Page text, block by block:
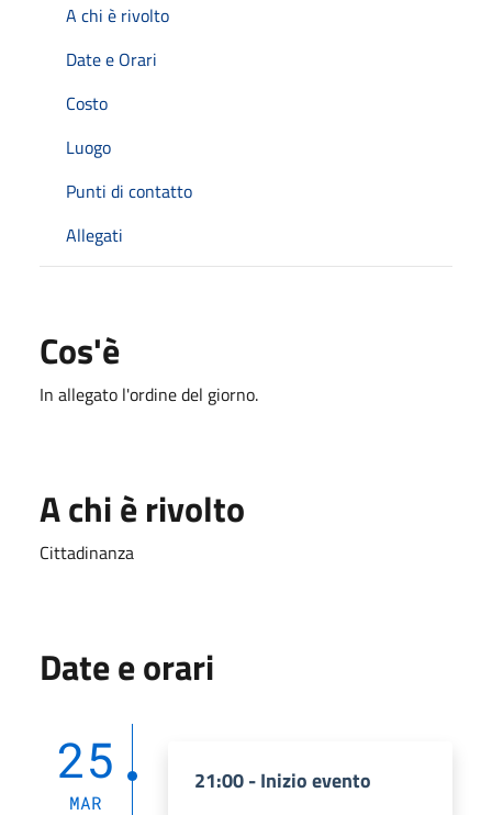
A chi è rivolto
Date e Orari
Costo
Luogo
Punti di contatto
Allegati
Cos'è
In allegato l'ordine del giorno.
A chi è rivolto
Cittadinanza
Date e orari
25
MAR
21:00 - Inizio evento